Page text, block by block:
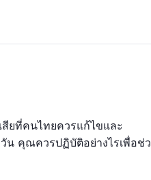
สียที่คนไทยควรแก้ไขและ
น คุณควรปฏิบัติอย่างไรเพื่อช่